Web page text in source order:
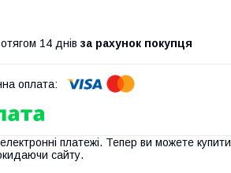
14 днів за рахунок покупця
платежі. Тепер ви можете купити
сайту.